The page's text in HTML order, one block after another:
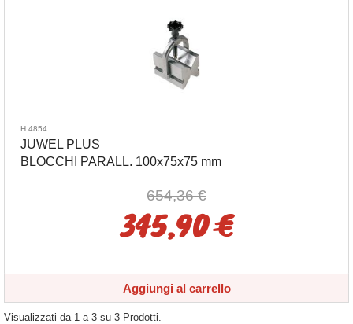
H 4854
JUWEL PLUS
BLOCCHI PARALL. 100x75x75 mm
654,36 €
345,90 €
Aggiungi al carrello
Visualizzati da 1 a 3 su 3 Prodotti.